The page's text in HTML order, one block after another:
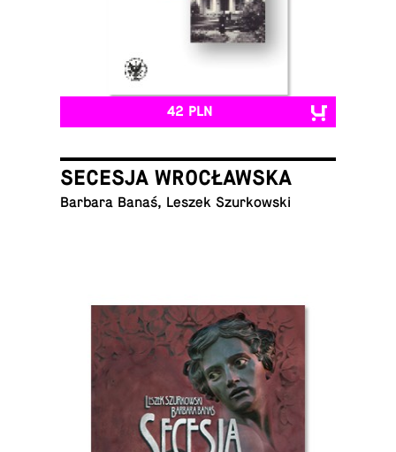
42 PLN
SECESJA WROCŁAWSKA
Barbara Banaś, Leszek Szurkowski